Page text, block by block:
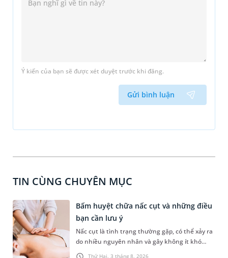
Ý kiến của bạn sẽ được xét duyệt trước khi đăng.
Gửi bình luận
TIN CÙNG CHUYÊN MỤC
Thứ Hai, 3 tháng 8, 2026
Bấm huyệt chữa nấc cụt và những điều
bạn cần lưu ý
Nấc cụt là tình trạng thường gặp, có thể xảy ra
do nhiều nguyên nhân và gây không ít khó
chịu. Bấm huyệt chữa nấc cụt là một trong